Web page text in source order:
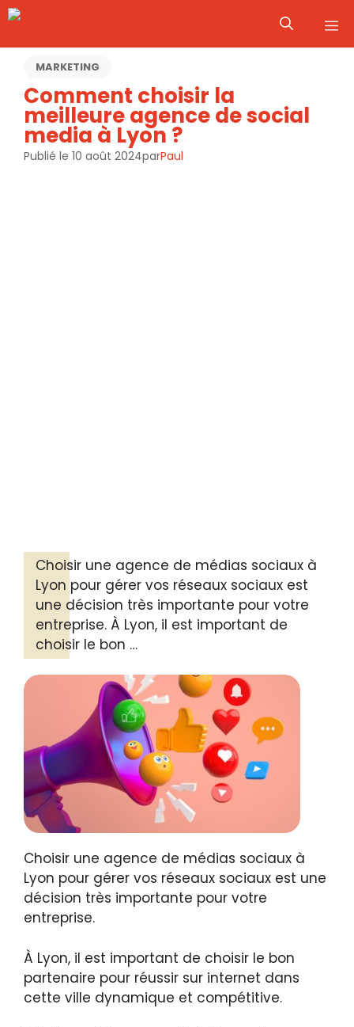
Aller
contenu
MARKETING
Comment choisir la
meilleure agence de social
media à Lyon ?
Publié le 10 août 2024parPaul
Choisir une agence de médias sociaux à
Lyon pour gérer vos réseaux sociaux est
une décision très importante pour votre
entreprise. À Lyon, il est important de
choisir le bon …
Choisir une agence de médias sociaux à
Lyon pour gérer vos réseaux sociaux est une
décision très importante pour votre
entreprise.
À Lyon, il est important de choisir le bon
partenaire pour réussir sur internet dans
cette ville dynamique et compétitive.